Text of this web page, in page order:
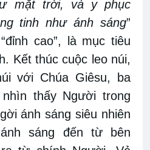
mặt trời, và y phục
tinh như ánh sáng”
cao”, là mục tiêu
Kết thúc cuộc leo núi,
với Chúa Giêsu, ba
thấy Người trong
ánh sáng siêu nhiên
sáng đến từ bên